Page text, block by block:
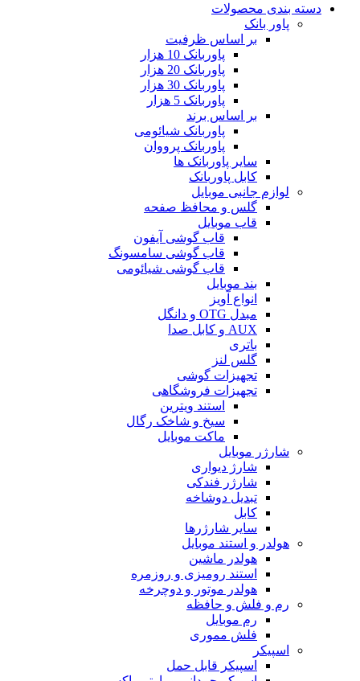
دسته بندی محصولات
پاور بانک
بر اساس ظرفیت
پاوربانک 10 هزار
پاوربانک 20 هزار
پاوربانک 30 هزار
پاوربانک 5 هزار
بر اساس برند
پاوربانک شیائومی
پاوربانک پرووان
سایر پاوربانک ها
کابل پاوربانک
لوازم جانبی موبایل
گلس و محافظ صفحه
قاب موبایل
قاب گوشی آیفون
قاب گوشی سامسونگ
قاب گوشی شیائومی
بند موبایل
انواع آویز
مبدل OTG و دانگل
AUX و کابل صدا
باتری
گلس لنز
تجهیزات گوشی
تجهیزات فروشگاهی
استند ویترین
سیخ و شاخک رگال
ماکت موبایل
شارژر موبایل
شارژ دیواری
شارژر فندکی
تبدیل دوشاخه
کابل
سایر شارژرها
هولدر و استند موبایل
هولدر ماشین
استند رومیزی و روزمره
هولدر موتور و دوچرخه
رم و فلش و حافظه
رم موبایل
فلش مموری
اسپیکر
اسپیکر قابل حمل